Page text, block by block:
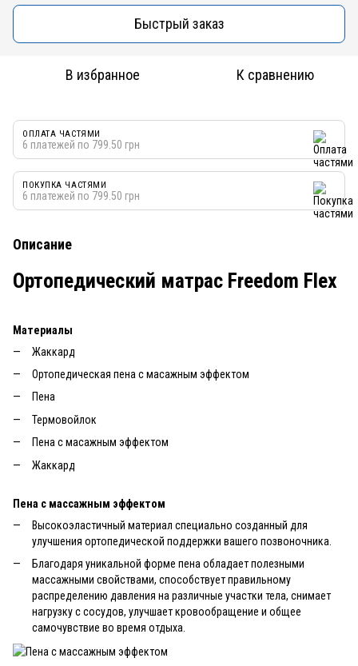
Быстрый заказ
В избранное К сравнению
ОПЛАТА ЧАСТЯМИ
6 платежей по 799.50 грн
ПОКУПКА ЧАСТЯМИ
6 платежей по 799.50 грн
Описание
Ортопедический матрас Freedom Flex
Материалы
Жаккард
Ортопедическая пена с масажным эффектом
Пена
Термовойлок
Пена с масажным эффектом
Жаккард
Пена с массажным эффектом
Высокоэластичный материал специально созданный для
улучшения ортопедической поддержки вашего позвоночника.
Благодаря уникальной форме пена обладает полезными
массажными свойствами, способствует правильному
распределению давления на различные участки тела, снимает
нагрузку с сосудов, улучшает кровообращение и общее
самочувствие во время отдыха.